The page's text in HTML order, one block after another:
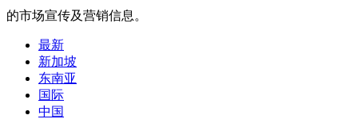
的市场宣传及营销信息。
最新
新加坡
东南亚
国际
中国